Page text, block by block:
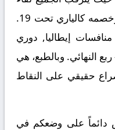
كالياري تحت 19
.
منافسات إيطاليا, دوري
. وبالطبع، هي
حقيقي على النقاط
دائماً على وضعكم في